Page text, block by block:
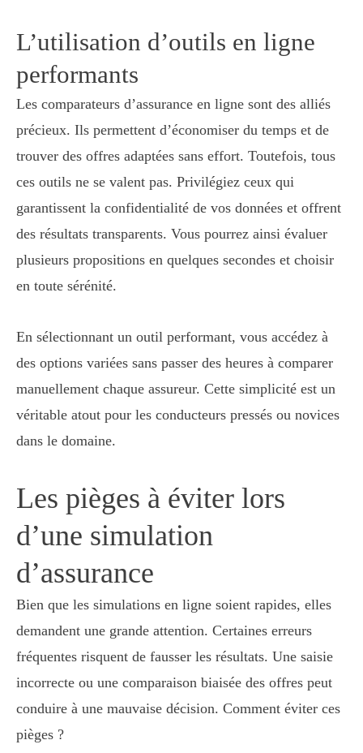
L’utilisation d’outils en ligne
performants
Les comparateurs d’assurance en ligne sont des alliés
précieux. Ils permettent d’économiser du temps et de
trouver des offres adaptées sans effort. Toutefois, tous
ces outils ne se valent pas. Privilégiez ceux qui
garantissent la confidentialité de vos données et offrent
des résultats transparents. Vous pourrez ainsi évaluer
plusieurs propositions en quelques secondes et choisir
en toute sérénité.
En sélectionnant un outil performant, vous accédez à
des options variées sans passer des heures à comparer
manuellement chaque assureur. Cette simplicité est un
véritable atout pour les conducteurs pressés ou novices
dans le domaine.
Les pièges à éviter lors
d’une simulation
d’assurance
Bien que les simulations en ligne soient rapides, elles
demandent une grande attention. Certaines erreurs
fréquentes risquent de fausser les résultats. Une saisie
incorrecte ou une comparaison biaisée des offres peut
conduire à une mauvaise décision. Comment éviter ces
pièges ?